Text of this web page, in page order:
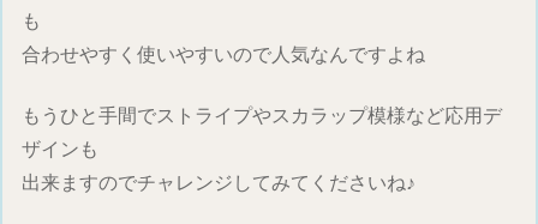
も
合わせやすく使いやすいので人気なんですよね
もうひと手間でストライプやスカラップ模様など応用デ
ザインも
出来ますのでチャレンジしてみてくださいね♪